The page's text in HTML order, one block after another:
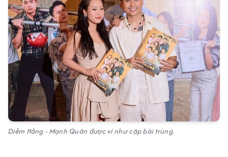
Diễm Hằng - Mạnh Quân được ví như cặp bài trùng.